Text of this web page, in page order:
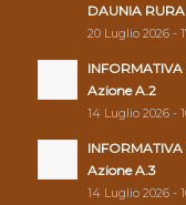
DAUNIA
20 Luglio 2026 -
Azione A.2
14 Luglio 2026 -
INFORMATIVA
Azione A.3
14 Luglio 2026 -